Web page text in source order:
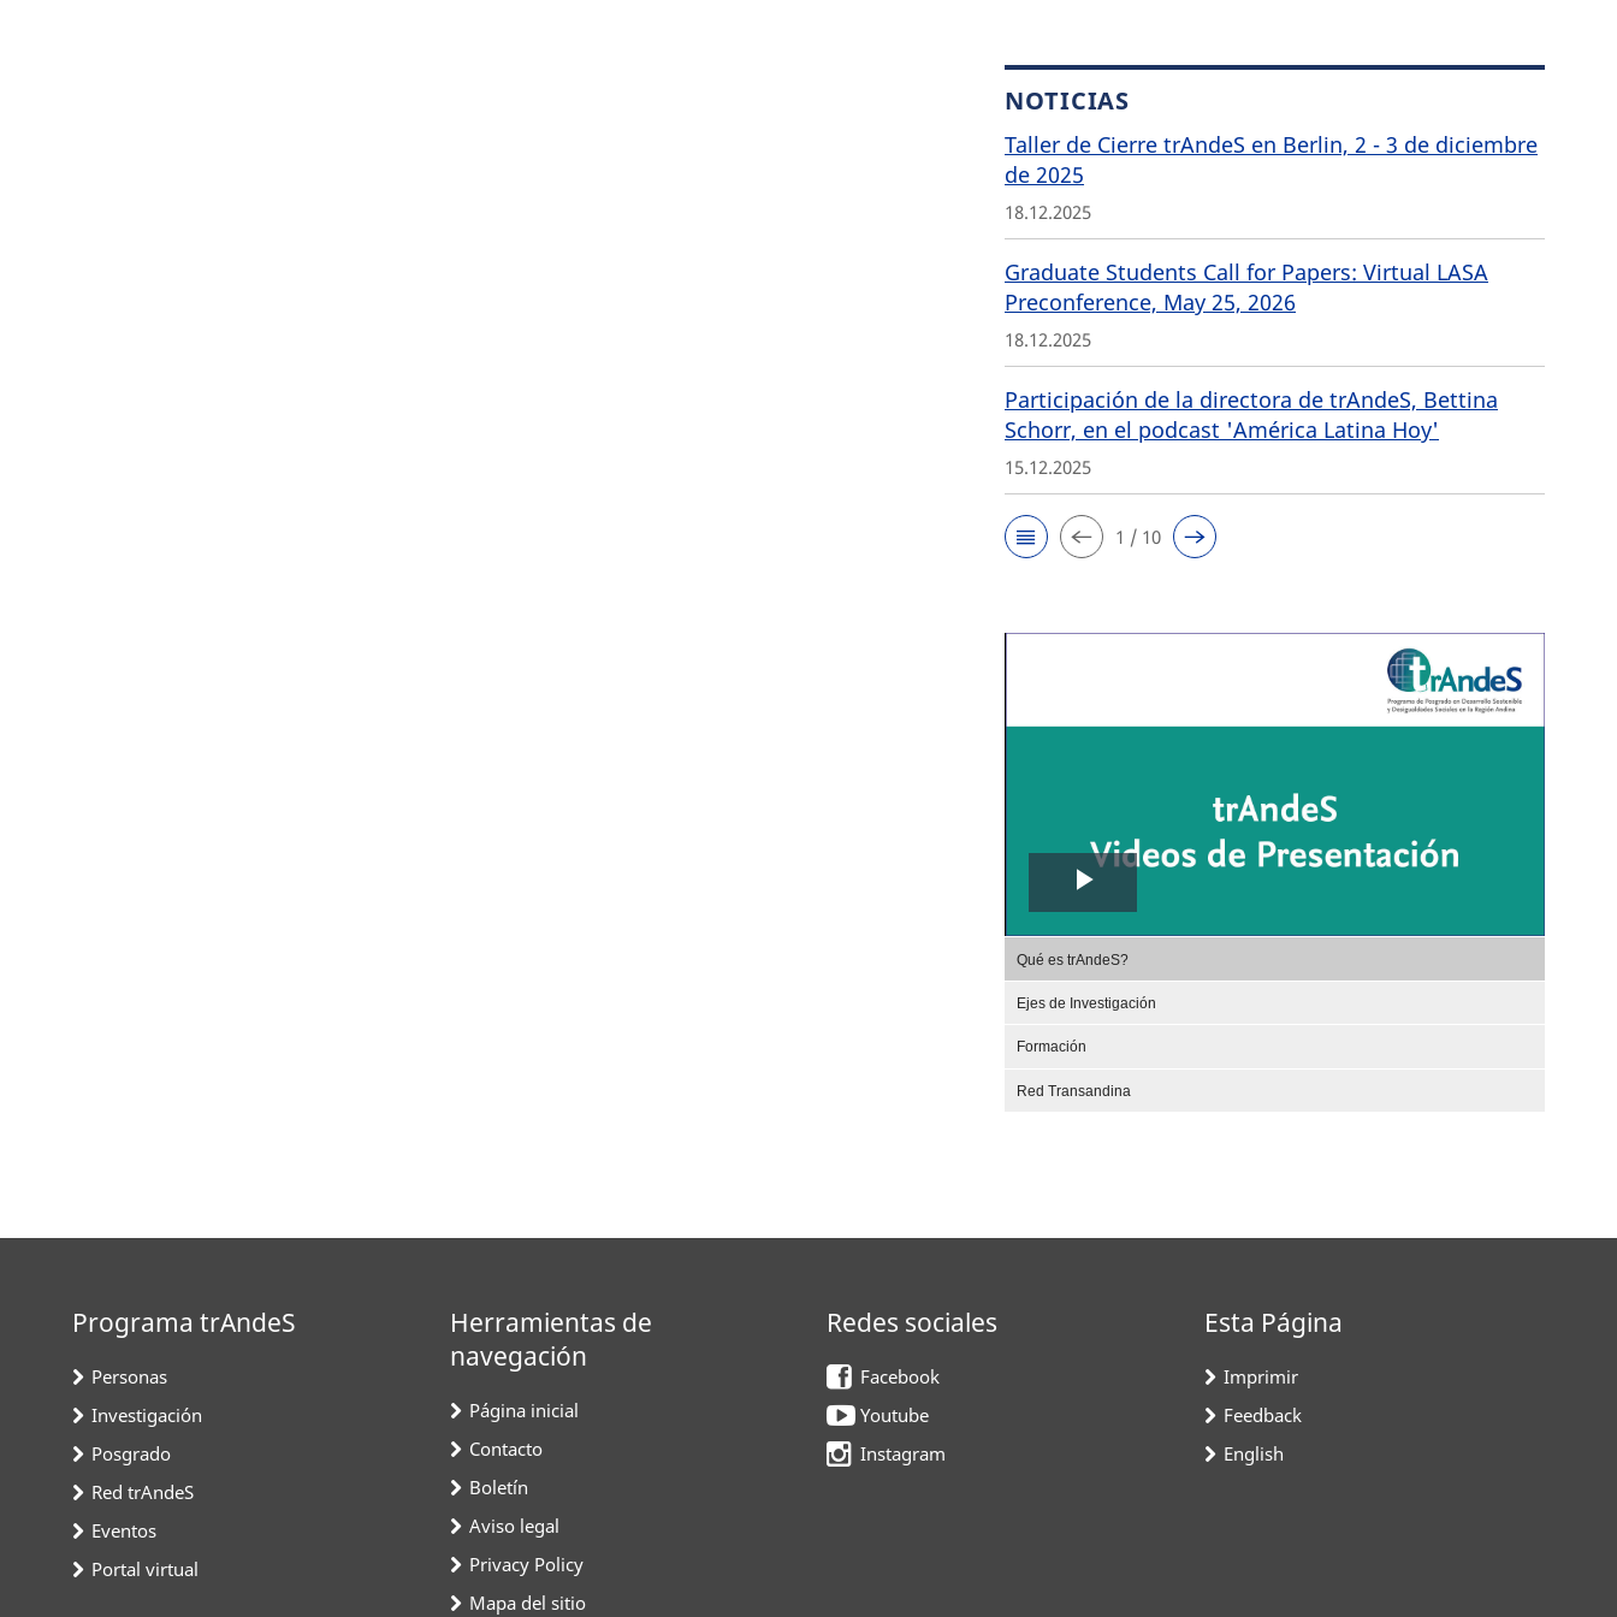
NOTICIAS
Taller de Cierre trAndeS en Berlin, 2 - 3 de diciembre
de 2025
18.12.2025
Graduate Students Call for Papers: Virtual LASA
Preconference, May 25, 2026
18.12.2025
Participación de la directora de trAndeS, Bettina
Schorr, en el podcast 'América Latina Hoy'
15.12.2025
1 / 10
Play
Video
Qué es trAndeS?
Ejes de Investigación
Formación
Red Transandina
Programa trAndeS
Personas
Investigación
Posgrado
Red trAndeS
Eventos
Portal virtual
Herramientas de
navegación
Página inicial
Contacto
Boletín
Aviso legal
Privacy Policy
Mapa del sitio
Redes sociales
Facebook
Youtube
Instagram
Esta Página
Imprimir
Feedback
English